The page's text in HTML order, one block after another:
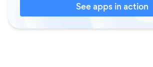
See apps in action